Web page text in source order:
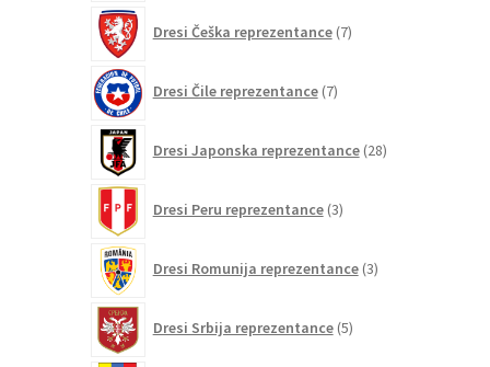
Dresi Češka reprezentance 7izdelkov
Dresi Čile reprezentance 7izdelkov
Dresi Japonska reprezentance 28izdelkov
Dresi Peru reprezentance 3izdelki
Dresi Romunija reprezentance 3izdelki
Dresi Srbija reprezentance 5izdelkov